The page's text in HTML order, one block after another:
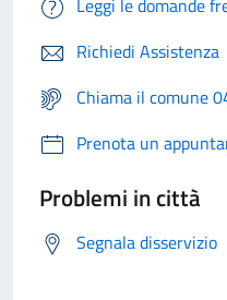
Leggi le domande
Richiedi Assistenza
Chiama il comune
Prenota un
Problemi in città
Segnala disservizio